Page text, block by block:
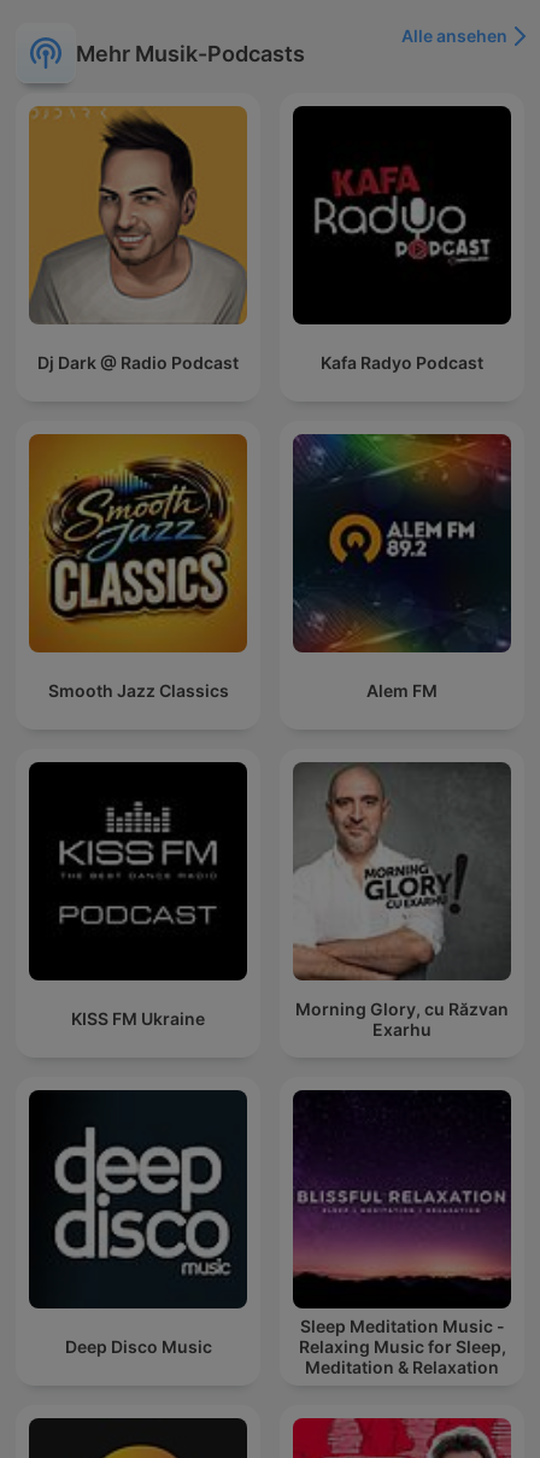
Mehr Musik-Podcasts
Alle ansehen
Dj Dark @ Radio Podcast Kafa Radyo Podcast
Smooth Jazz Classics Alem FM
KISS FM Ukraine
Morning Glory, cu Răzvan
Exarhu
Deep Disco Music
Sleep Meditation Music -
Relaxing Music for Sleep,
Meditation & Relaxation